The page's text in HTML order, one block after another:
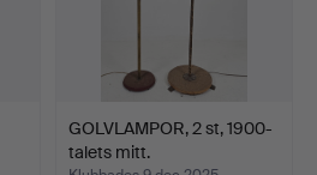
GOLVLAMPOR, 2 st, 1900-
talets mitt.